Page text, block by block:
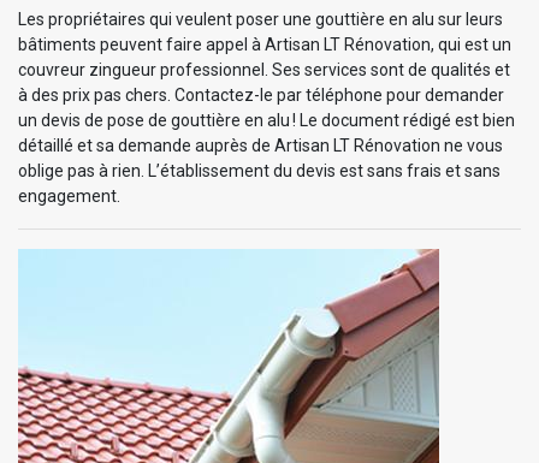
Les propriétaires qui veulent poser une gouttière en alu sur leurs
bâtiments peuvent faire appel à Artisan LT Rénovation, qui est un
couvreur zingueur professionnel. Ses services sont de qualités et
à des prix pas chers. Contactez-le par téléphone pour demander
un devis de pose de gouttière en alu ! Le document rédigé est bien
détaillé et sa demande auprès de Artisan LT Rénovation ne vous
oblige pas à rien. L’établissement du devis est sans frais et sans
engagement.